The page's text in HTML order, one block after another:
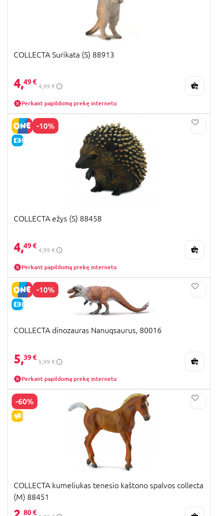
COLLECTA Surikata (S) 88913
4,49 €
4,99 €
Perkant papildomą prekę internetu
-10%
E-KAINA
COLLECTA ežys (S) 88458
4,49 €
4,99 €
Perkant papildomą prekę internetu
-10%
E-KAINA
COLLECTA dinozauras Nanuqsaurus, 80016
5,39 €
5,99 €
Perkant papildomą prekę internetu
-60%
IŠPARDAVIMAS
COLLECTA kumeliukas tenesio kaštono spalvos collecta
(M) 88451
80 €